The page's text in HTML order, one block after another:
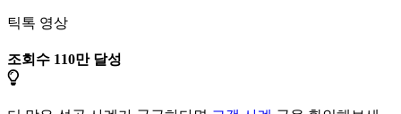
틱톡 영상
조회수 110만 달성